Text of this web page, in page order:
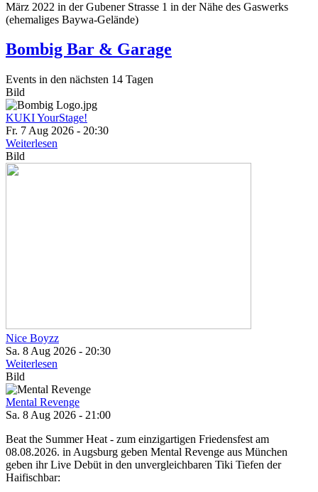
März 2022 in der Gubener Strasse 1 in der Nähe des Gaswerks
(ehemaliges Baywa-Gelände)
Bombig Bar & Garage
Events in den nächsten 14 Tagen
Bild
KUKI YourStage!
Fr. 7 Aug 2026 - 20:30
Weiterlesen
Bild
Nice Boyzz
Sa. 8 Aug 2026 - 20:30
Weiterlesen
Bild
Mental Revenge
Sa. 8 Aug 2026 - 21:00
Beat the Summer Heat - zum einzigartigen Friedensfest am
08.08.2026. in Augsburg geben Mental Revenge aus München
geben ihr Live Debüt in den unvergleichbaren Tiki Tiefen der
Haifischbar: